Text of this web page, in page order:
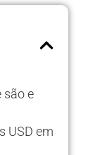
são e
USD em